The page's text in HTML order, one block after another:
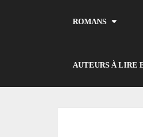
ROMANS
AUTEURS À LIRE